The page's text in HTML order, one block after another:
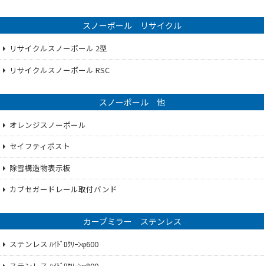
スノーポール リサイクル
リサイクルスノーポール 2型
リサイクルスノーポール RSC
スノーポール 他
オレンジスノーポール
セイフティポスト
除雪構造物表示板
カブセガードレール取付バンド
カーブミラー ステンレス
ステンレス ﾊｲﾄﾞﾛｸﾘｰﾝφ600